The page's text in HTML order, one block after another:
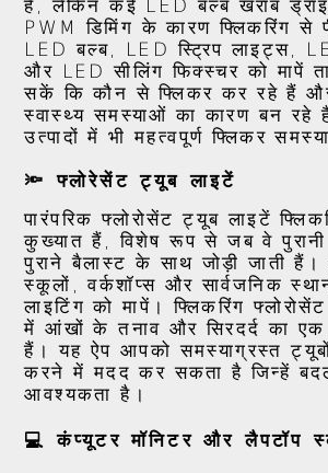
है, लेकिन कई LED बल्ब खराब
PWM डिमिंग के कारण फ्लिकरिंग से
LED बल्ब, LED स्ट्रिप लाइट्स,
और LED सीलिंग फिक्स्चर को मापें
सकें कि कौन से फ्लिकर कर रहे हैं और
स्वास्थ्य समस्याओं का कारण बन रहे
उत्पादों में भी महत्वपूर्ण फ्लिकर
🔦 फ्लोरेसेंट ट्यूब लाइटें
पारंपरिक फ्लोरोसेंट ट्यूब लाइटें
कुख्यात हैं, विशेष रूप से जब वे पुरानी
पुराने बैलास्ट के साथ जोड़ी जाती हैं।
स्कूलों, वर्कशॉप्स और सार्वजनिक
लाइटिंग को मापें। फ्लिकरिंग फ्लोरोसेंट
में आंखों के तनाव और सिरदर्द का एक
हैं। यह ऐप आपको समस्याग्रस्त
करने में मदद कर सकता है जिन्हें
आवश्यकता है।
💻 कंप्यूटर मॉनिटर और लैपटॉप